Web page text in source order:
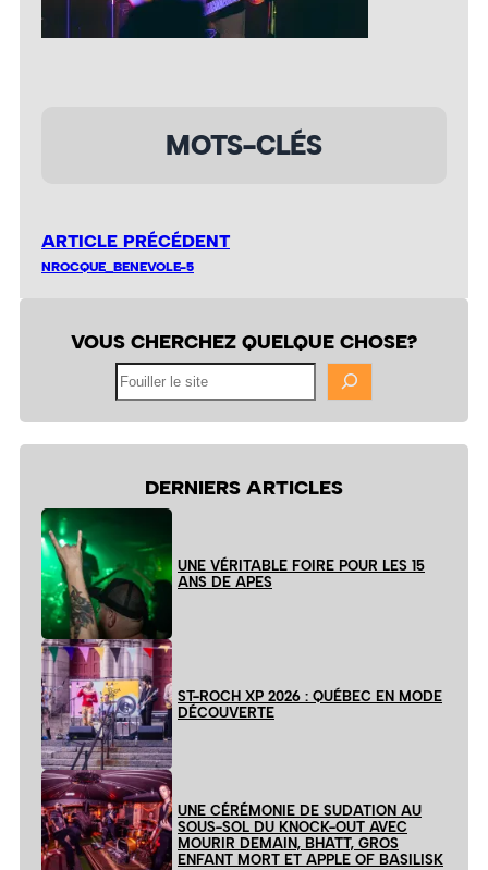
MOTS-CLÉS
ARTICLE PRÉCÉDENT
NROCQUE_BENEVOLE-5
VOUS CHERCHEZ QUELQUE CHOSE?
DERNIERS ARTICLES
UNE VÉRITABLE FOIRE POUR LES 15
ANS DE APES
ST-ROCH XP 2026 : QUÉBEC EN MODE
DÉCOUVERTE
UNE CÉRÉMONIE DE SUDATION AU
SOUS-SOL DU KNOCK-OUT AVEC
MOURIR DEMAIN, BHATT, GROS
ENFANT MORT ET APPLE OF BASILISK